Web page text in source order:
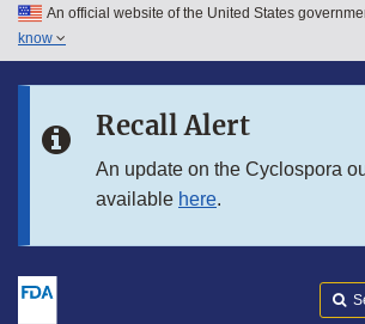
Skip to main content
Skip to in this section menu
An official website of the United States
know
Recall Alert
An update on the Cyclospora
available here.